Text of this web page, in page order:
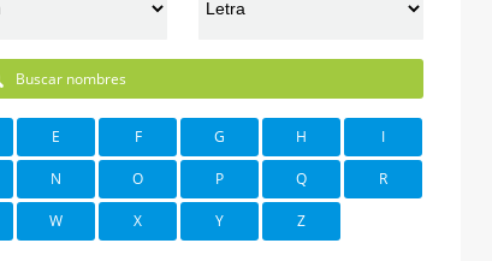
Buscar nombres
E F G H I
N O P Q R
W X Y Z